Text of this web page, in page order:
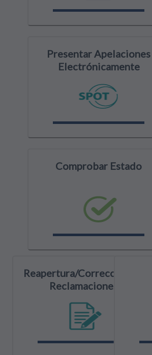
Presentar Apelaciones
Electrónicamente
Comprobar Estado
Reapertura/Corrección de
Reclamaciones